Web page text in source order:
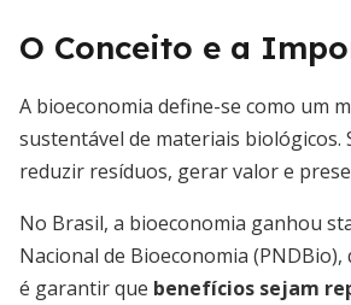
O Conceito e a
A bioeconomia define-se como um
sustentável de materiais biológicos.
reduzir resíduos, gerar valor e
No Brasil, a bioeconomia ganhou
Nacional de Bioeconomia
é garantir que benefícios sejam